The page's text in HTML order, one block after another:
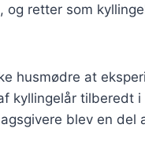
retter som
husmødre at
kyllingelår tilberedt
blev en del